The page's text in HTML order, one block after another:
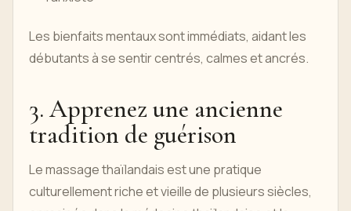
Les bienfaits mentaux sont immédiats, aidant les
débutants à se sentir centrés, calmes et ancrés.
3. Apprenez une ancienne
tradition de guérison
Le massage thaïlandais est une pratique
culturellement riche et vieille de plusieurs siècles,